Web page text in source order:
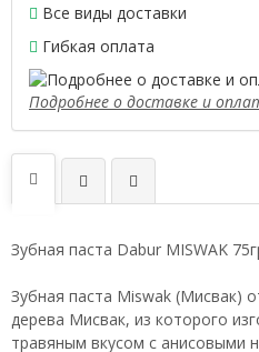
Все виды доставки
Гибкая оплата
Подробнее о доставке и
Зубная паста Dabur MISWAK
Зубная паста Miswak (Мисвак)
дерева Мисвак, из которого
травяным вкусом с анисовыми